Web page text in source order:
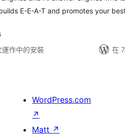
E-E-A-T and promotes your
作中的安裝
在
WordPress.com
↗
Matt ↗